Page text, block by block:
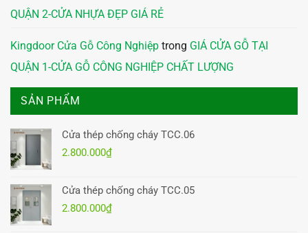
QUẬN 2-CỬA NHỰA ĐẸP GIÁ RẺ
Kingdoor Cửa Gỗ Công Nghiệp trong GIÁ CỬA GỖ TẠI
QUẬN 1-CỬA GỖ CÔNG NGHIỆP CHẤT LƯỢNG
SẢN PHẨM
Cửa thép chống cháy TCC.06
2.800.000₫
Cửa thép chống cháy TCC.05
2.800.000₫